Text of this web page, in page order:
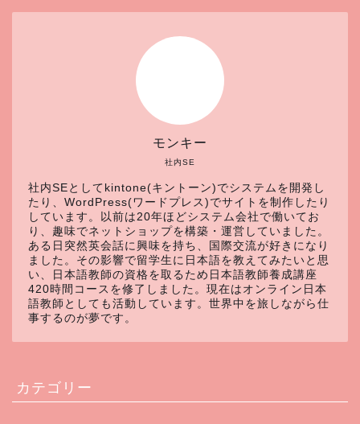
社内SE
モンキー
社内SEとしてkintone(キントーン)でシステムを開発し
たり、WordPress(ワードプレス)でサイトを制作したり
しています。以前は20年ほどシステム会社で働いてお
り、趣味でネットショップを構築・運営していました。
ある日突然英会話に興味を持ち、国際交流が好きになり
ました。その影響で留学生に日本語を教えてみたいと思
い、日本語教師の資格を取るため日本語教師養成講座
420時間コースを修了しました。現在はオンライン日本
語教師としても活動しています。世界中を旅しながら仕
事するのが夢です。
カテゴリー